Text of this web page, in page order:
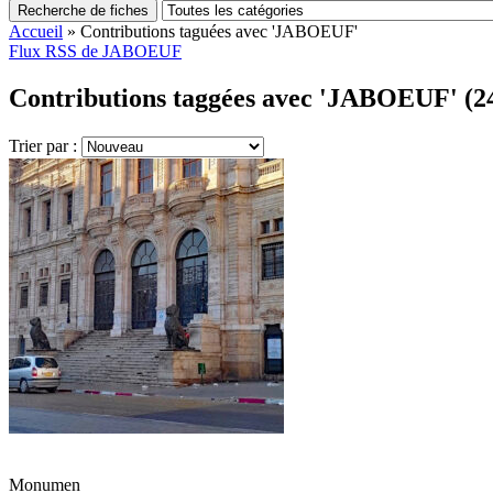
Recherche de fiches
Accueil » Contributions taguées avec 'JABOEUF'
Flux RSS de JABOEUF
Contributions taggées avec 'JABOEUF'
Trier par :
Monumen